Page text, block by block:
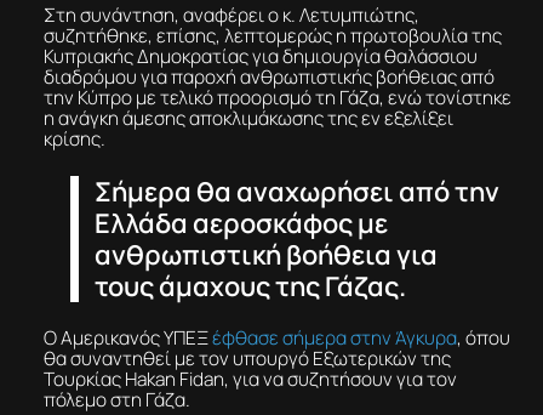
Στη συνάντηση, αναφέρει ο κ. Λετυμπιώτης,
συζητήθηκε, επίσης, λεπτομερώς η πρωτοβουλία της
Κυπριακής Δημοκρατίας για δημιουργία θαλάσσιου
διαδρόμου για παροχή ανθρωπιστικής βοήθειας από
την Κύπρο με τελικό προορισμό τη Γάζα, ενώ τονίστηκε
η ανάγκη άμεσης αποκλιμάκωσης της εν εξελίξει
κρίσης.
Σήμερα θα αναχωρήσει από την
Ελλάδα αεροσκάφος με
ανθρωπιστική βοήθεια για
τους άμαχους της Γάζας.
Ο Αμερικανός ΥΠΕΞέφθασε σήμερα στην Άγκυρα, όπου
θα συναντηθεί με τον υπουργό Εξωτερικών της
Τουρκίας Hakan Fidan, για να συζητήσουν για τον
πόλεμο στη Γάζα.